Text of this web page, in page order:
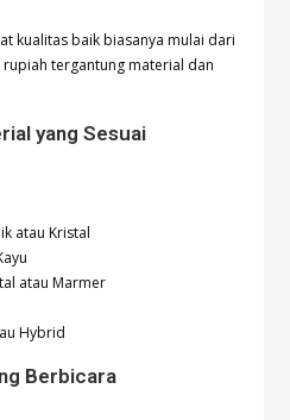
kualitas baik biasanya mulai dari
rupiah tergantung material dan
yang Sesuai
atau Kristal
atau Marmer
Hybrid
Berbicara